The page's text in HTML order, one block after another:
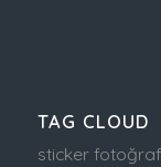
TAG CLOUD
sticker fotoğraf